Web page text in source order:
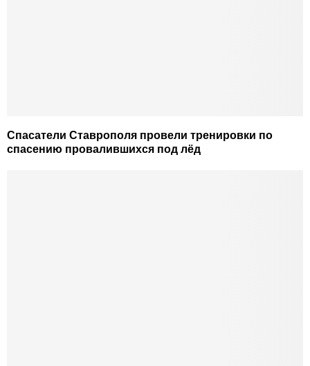
Спасатели Ставрополя провели тренировки по
спасению провалившихся под лёд